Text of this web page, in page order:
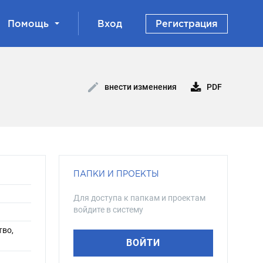
Помощь Вход Регистрация
внести изменения PDF
ПАПКИ И ПРОЕКТЫ
Для доступа к папкам и проектам
войдите в систему
ВОЙТИ